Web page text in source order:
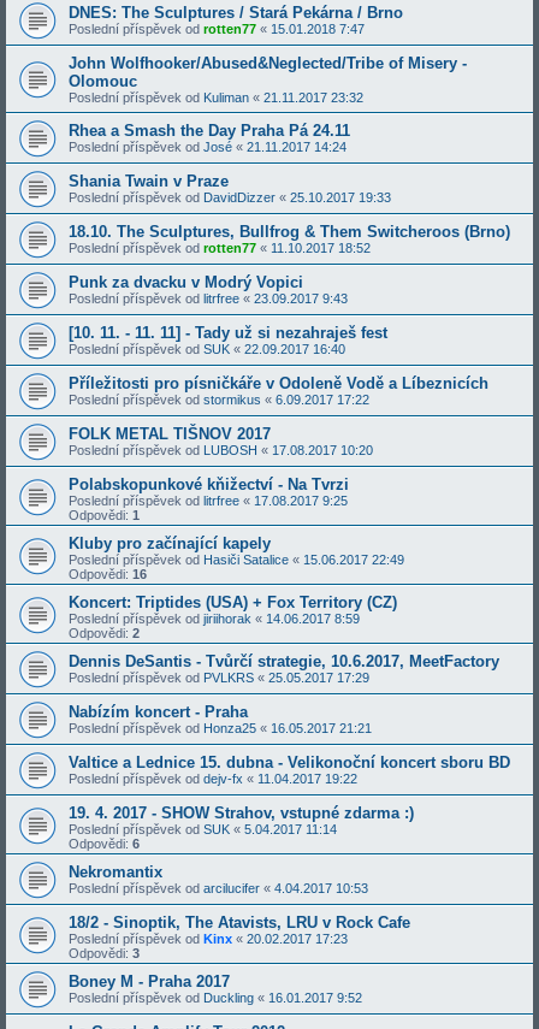
DNES: The Sculptures / Stará Pekárna / Brno
Poslední příspěvek od rotten77 « 15.01.2018 7:47
John Wolfhooker/Abused&Neglected/Tribe of Misery -
Olomouc
Poslední příspěvek od Kuliman « 21.11.2017 23:32
Rhea a Smash the Day Praha Pá 24.11
Poslední příspěvek od José « 21.11.2017 14:24
Shania Twain v Praze
Poslední příspěvek od DavidDizzer « 25.10.2017 19:33
18.10. The Sculptures, Bullfrog & Them Switcheroos (Brno)
Poslední příspěvek od rotten77 « 11.10.2017 18:52
Punk za dvacku v Modrý Vopici
Poslední příspěvek od litrfree « 23.09.2017 9:43
[10. 11. - 11. 11] - Tady už si nezahraješ fest
Poslední příspěvek od SUK « 22.09.2017 16:40
Příležitosti pro písničkáře v Odoleně Vodě a Líbeznicích
Poslední příspěvek od stormikus « 6.09.2017 17:22
FOLK METAL TIŠNOV 2017
Poslední příspěvek od LUBOSH « 17.08.2017 10:20
Polabskopunkové kňižectví - Na Tvrzi
Poslední příspěvek od litrfree « 17.08.2017 9:25
Odpovědi: 1
Kluby pro začínající kapely
Poslední příspěvek od Hasiči Satalice « 15.06.2017 22:49
Odpovědi: 16
Koncert: Triptides (USA) + Fox Territory (CZ)
Poslední příspěvek od jiriihorak « 14.06.2017 8:59
Odpovědi: 2
Dennis DeSantis - Tvůrčí strategie, 10.6.2017, MeetFactory
Poslední příspěvek od PVLKRS « 25.05.2017 17:29
Nabízím koncert - Praha
Poslední příspěvek od Honza25 « 16.05.2017 21:21
Valtice a Lednice 15. dubna - Velikonoční koncert sboru BD
Poslední příspěvek od dejv-fx « 11.04.2017 19:22
19. 4. 2017 - SHOW Strahov, vstupné zdarma :)
Poslední příspěvek od SUK « 5.04.2017 11:14
Odpovědi: 6
Nekromantix
Poslední příspěvek od arcilucifer « 4.04.2017 10:53
18/2 - Sinoptik, The Atavists, LRU v Rock Cafe
Poslední příspěvek od Kinx « 20.02.2017 17:23
Odpovědi: 3
Boney M - Praha 2017
Poslední příspěvek od Duckling « 16.01.2017 9:52